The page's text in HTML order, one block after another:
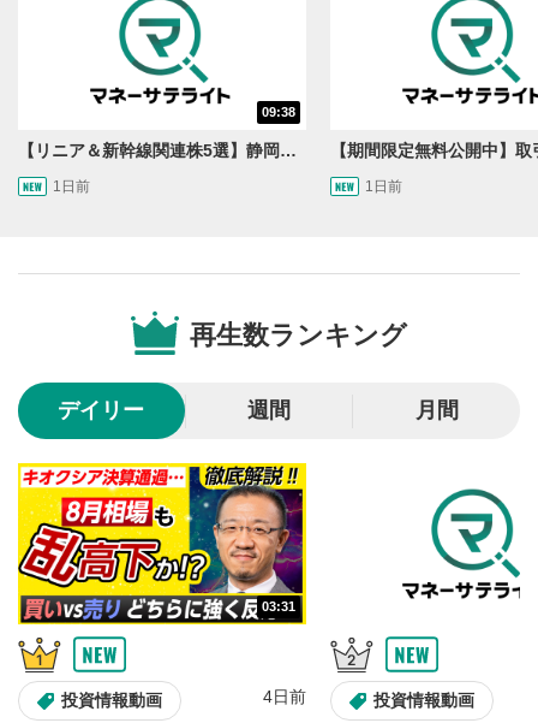
10秒戻し/10秒送り
10秒、動画を巻き戻し/早送りします。
再生位置を示しています。再生したい位置をクリック
するとその位置から動画が再生されます。
スライダーを上下すると音量が調整できます。
8
全画面表示
動画が全画面で表示されます。再度クリックすると元
のサイズに戻ります。
09:38
【リニア＆新幹線関連株5選】静岡県知事の承認でリニア路線工事進展！北陸新幹線も「小浜・京都ルート」再決定！関連する注目の銘柄は？＜たけぞうNEWS＞
1日前 1日前
再生数ランキング
デイリー 週間 月間
03:31
投資情報動画 4日前 投資情報動画